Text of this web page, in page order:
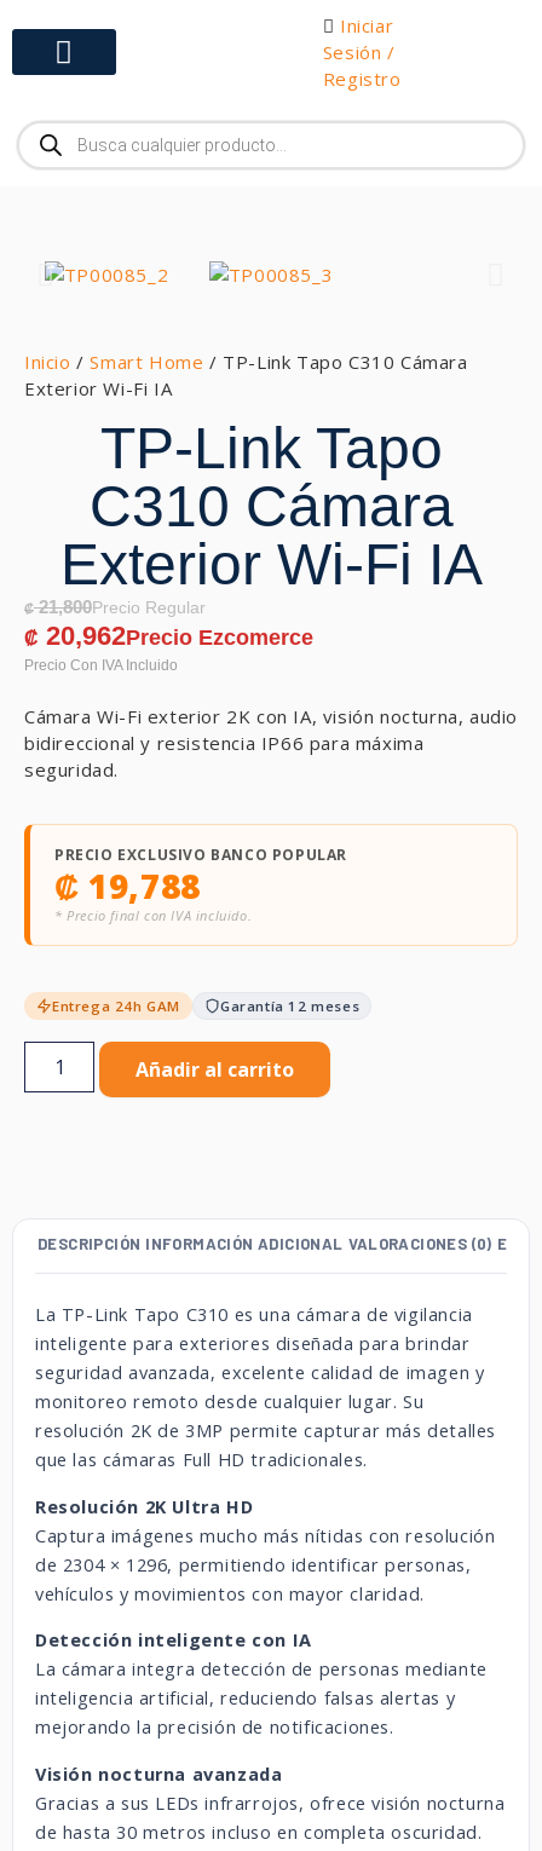
Iniciar
Sesión /
Registro
Inicio /Smart Home / TP-Link Tapo C310 Cámara
Exterior Wi-Fi IA
TP-Link Tapo
C310 Cámara
Exterior Wi-Fi IA
₡21,800
₡ 20,962
Cámara Wi-Fi exterior 2K con IA, visión nocturna, audio
bidireccional y resistencia IP66 para máxima
seguridad.
PRECIO EXCLUSIVO BANCO POPULAR
₡ 19,788
* Precio final con IVA incluido.
Entrega 24h GAM Garantía 12 meses
Añadir al carrito
DESCRIPCIÓN INFORMACIÓN ADICIONAL VALORACIONES (0)
La TP-Link Tapo C310 es una cámara de vigilancia
inteligente para exteriores diseñada para brindar
seguridad avanzada, excelente calidad de imagen y
monitoreo remoto desde cualquier lugar. Su
resolución 2K de 3MP permite capturar más detalles
que las cámaras Full HD tradicionales.
Resolución 2K Ultra HD
Captura imágenes mucho más nítidas con resolución
de 2304 × 1296, permitiendo identificar personas,
vehículos y movimientos con mayor claridad.
Detección inteligente con IA
La cámara integra detección de personas mediante
inteligencia artificial, reduciendo falsas alertas y
mejorando la precisión de notificaciones.
Visión nocturna avanzada
Gracias a sus LEDs infrarrojos, ofrece visión nocturna
de hasta 30 metros incluso en completa oscuridad.